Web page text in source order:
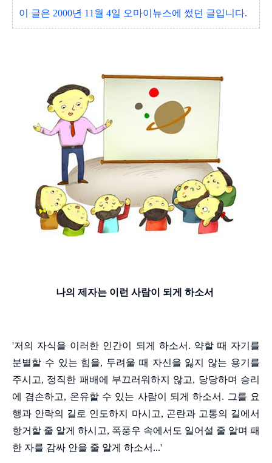
이 글은 2000년 11월 4일 오마이뉴스에 썼던 글입니다.
나의 제자는 이런 사람이 되게 하소서
'저의 자식을 이러한 인간이 되게 하소서. 약할 때 자기를
분별할 수 있는 힘을, 두려울 때 자신을 잃지 않는 용기를
주시고, 정직한 패배에 부끄러워하지 않고, 당당하며 승리
에 겸손하고, 온유할 수 있는 사람이 되게 하소서. 그를 요
행과 안락의 길로 인도하지 마시고, 곤란과 고통의 길에서
항거할 줄 알게 하시고, 폭풍우 속에서도 일어설 줄 알며 패
한 자를 감싸 안을 줄 알게 하소서...'